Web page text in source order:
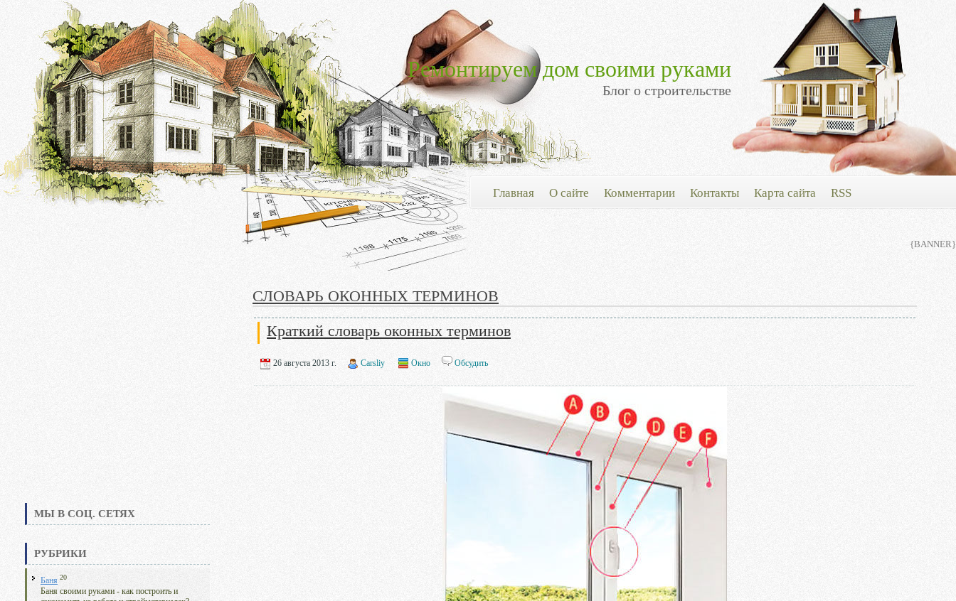
Ремонтируем дом своими руками
Блог о строительстве
Главная О сайте Комментарии Контакты Карта сайта RSS
{BANNER}
МЫ В СОЦ. СЕТЯХ
РУБРИКИ
Баня 20
Баня своими руками - как построить и
СЛОВАРЬ ОКОННЫХ ТЕРМИНОВ
Краткий словарь оконных терминов
26 августа 2013 г. Carsliy Окно Обсудить